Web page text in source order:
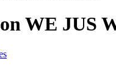
WE JUS